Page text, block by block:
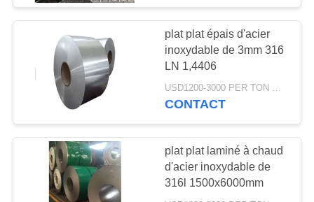
PRIVACY
POLICY
Tube en aluminium
de tuyau
25
plat plat épais d'acier
inoxydable de 3mm 316
LN 1,4406
USD1200-3000 PER TON MOQ:1TON
CONTACT
plat plat laminé à chaud
d'acier inoxydable de
316l 1500x6000mm